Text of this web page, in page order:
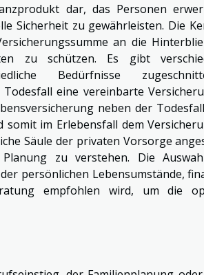
dar, das Personen
Sicherheit zu gewährleisten. Die
an die
zu schützen. Es gibt
Bedürfnisse
eine vereinbarte
neben der
im Erlebensfall dem
Säule der privaten Vorsorge
zu verstehen. Die
persönlichen Lebensumstände,
empfohlen wird, um die